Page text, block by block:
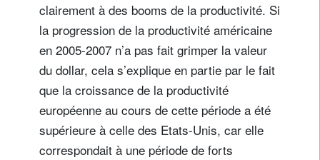
clairement à des booms de la productivité. Si
la progression de la productivité américaine
en 2005-2007 n’a pas fait grimper la valeur
du dollar, cela s’explique en partie par le fait
que la croissance de la productivité
européenne au cours de cette période a été
supérieure à celle des Etats-Unis, car elle
correspondait à une période de forts